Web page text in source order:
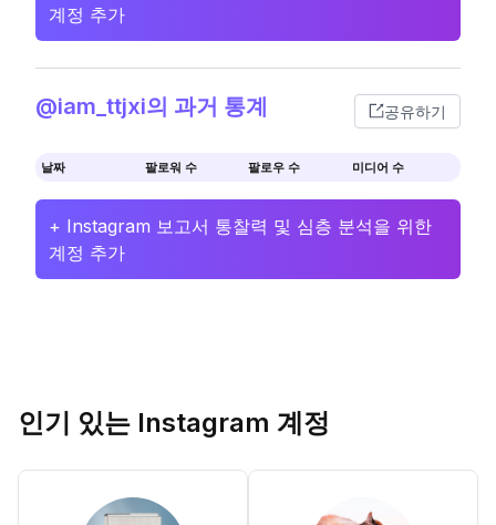
계정 추가
@iam_ttjxi의 과거 통계 공유하기
날짜 팔로워 수 팔로우 수 미디어 수
+ Instagram 보고서 통찰력 및 심층 분석을 위한
계정 추가
인기 있는 Instagram 계정